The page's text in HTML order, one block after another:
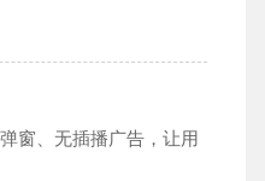
窗、无插播广告，让用